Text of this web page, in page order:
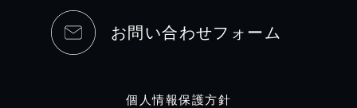
お問い合わせフォーム
個人情報保護方針